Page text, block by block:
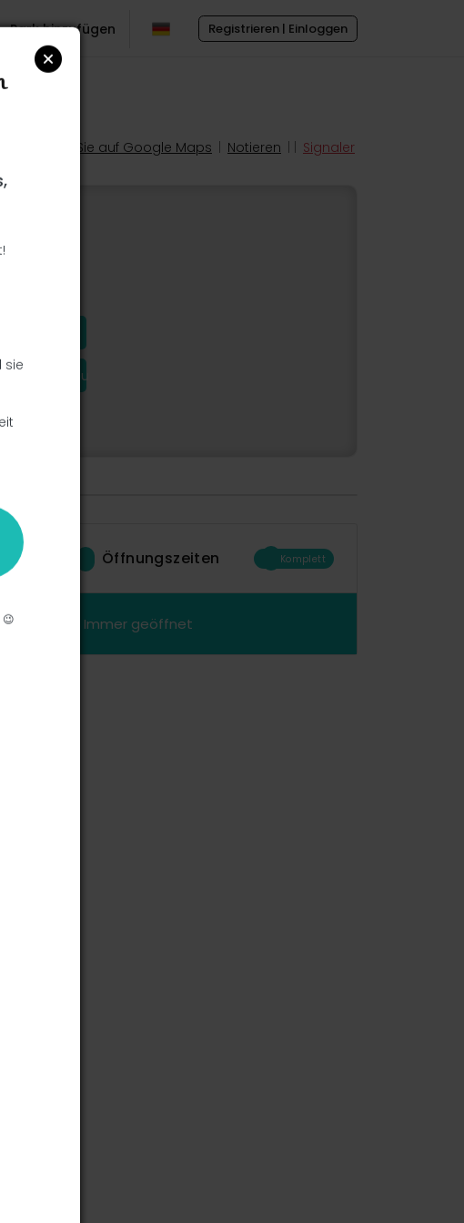
Registrieren | Einloggen
Park hinzufügen
Suchen Sie auf Google Maps Notieren Signaler
!
!
hinzu
Öffnungszeiten Komplett
Immer geöffnet
sie